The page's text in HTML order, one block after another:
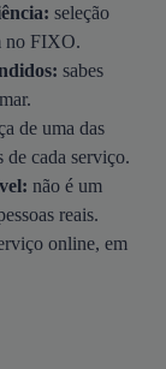
seleção
no FIXO.
sabes
de uma das
de cada serviço.
não é um
reais.
online, em